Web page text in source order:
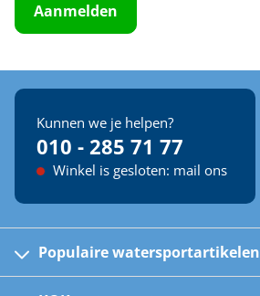
Aanmelden
Kunnen we je helpen?
010 - 285 71 77
Winkel is gesloten: mail ons
Populaire watersportartikelen